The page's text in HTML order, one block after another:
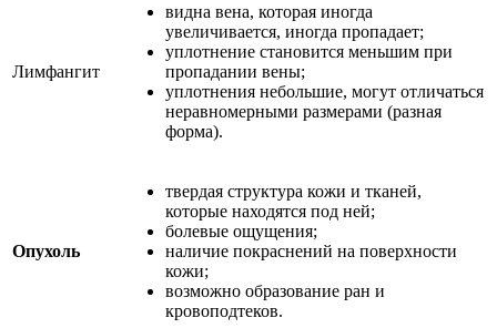
Лимфангит
видна вена, которая иногда
увеличивается, иногда пропадает;
уплотнение становится меньшим при
пропадании вены;
уплотнения небольшие, могут отличаться
неравномерными размерами (разная
форма).
Опухоль
твердая структура кожи и тканей,
которые находятся под ней;
болевые ощущения;
наличие покраснений на поверхности
кожи;
возможно образование ран и
кровоподтеков.